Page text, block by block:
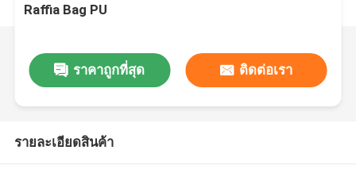
Raffia Bag PU
ราคาถูกที่สุด ติดต่อเรา
รายละเอียดสินค้า